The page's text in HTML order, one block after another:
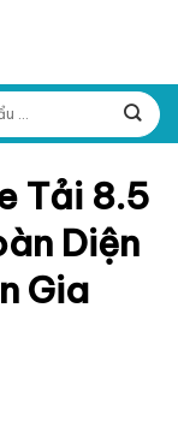
Tải 8.5
Diện
Gia